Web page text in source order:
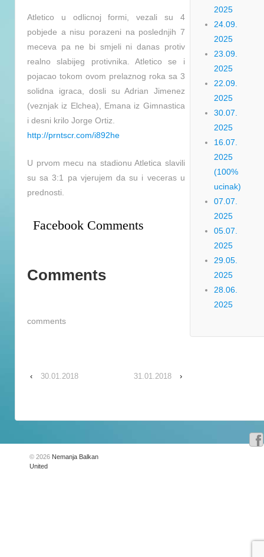
Atletico u odlicnoj formi, vezali su 4
pobjede a nisu porazeni na poslednjih 7
meceva pa ne bi smjeli ni danas protiv
realno slabijeg protivnika. Atletico se i
pojacao tokom ovom prelaznog roka sa 3
solidna igraca, dosli su Adrian Jimenez
(veznjak iz Elchea), Emana iz Gimnastica
i desni krilo Jorge Ortiz.
http://prntscr.com/i892he
U prvom mecu na stadionu Atletica slavili
su sa 3:1 pa vjerujem da su i veceras u
prednosti.
Facebook Comments
Comments
comments
‹ 30.01.2018 31.01.2018 ›
2025
24.09.
2025
23.09.
2025
22.09.
2025
30.07.
2025
16.07.
2025
(100%
ucinak)
07.07.
2025
05.07.
2025
29.05.
2025
28.06.
2025
© 2026 Nemanja Balkan
United